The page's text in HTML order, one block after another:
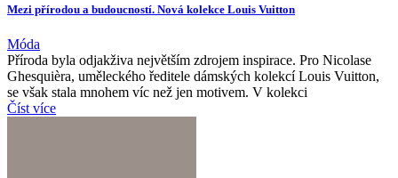
Mezi přírodou a budoucností. Nová kolekce Louis Vuitton
Móda
Příroda byla odjakživa největším zdrojem inspirace. Pro Nicolase
Ghesquièra, uměleckého ředitele dámských kolekcí Louis Vuitton,
se však stala mnohem víc než jen motivem. V kolekci
Číst více